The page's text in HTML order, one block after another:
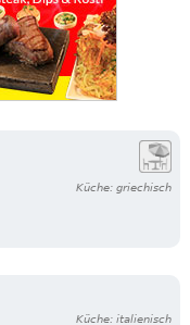
Küche: griechisch
Küche: italienisch